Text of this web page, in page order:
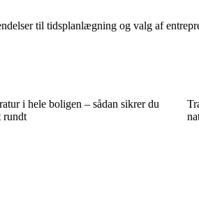
til tidsplanlægning og valg af
i hele boligen – sådan sikrer du
rundt